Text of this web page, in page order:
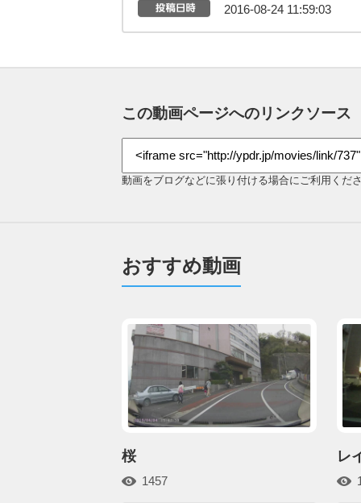
2016-08-24 11:59:03
この動画ページへのリンクソース
動画をブログなどに張り付ける場合にご利用くだ
おすすめ動画
桜
1457
レ